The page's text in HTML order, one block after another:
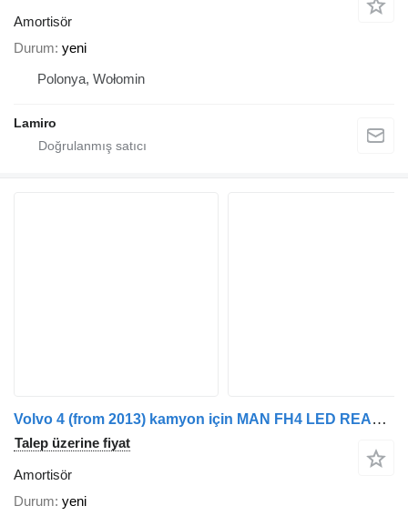
Amortisör
Durum yeni
Polonya, Wołomin
Lamiro
Volvo 4 (from 2013) kamyon için MAN FH4 LED REAR TAIL LAMP GLASS RH / LH amortisör
Talep üzerine fiyat
Amortisör
Durum yeni